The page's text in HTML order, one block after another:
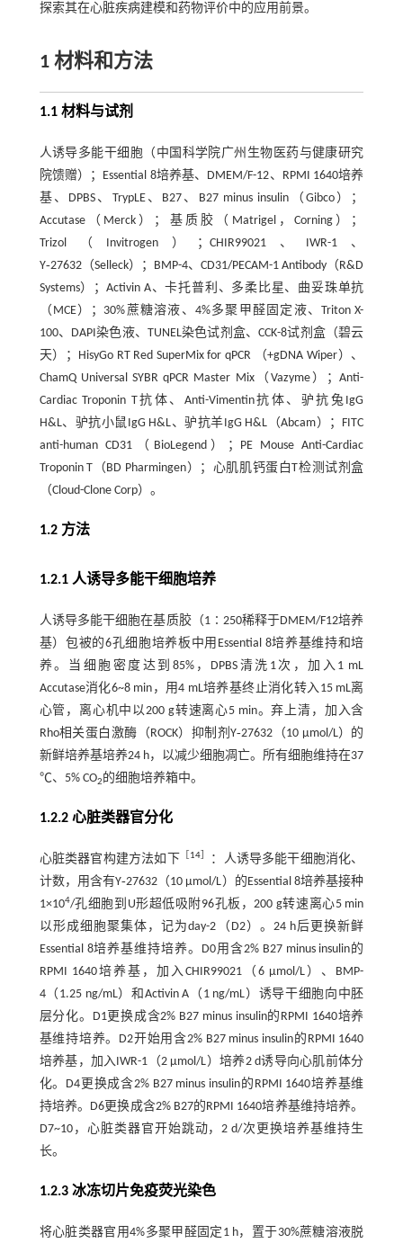
探索其在心脏疾病建模和药物评价中的应用前景。
1 材料和方法
1.1 材料与试剂
人诱导多能干细胞（中国科学院广州生物医药与健康研究
院馈赠）；Essential 8培养基、DMEM/F-12、RPMI 1640培养
基、DPBS、TrypLE、B27、B27 minus insulin（Gibco）；
Accutase（Merck）；基质胶（Matrigel，Corning）；
Trizol（Invitrogen）；CHIR99021、IWR-1、
Y‑27632（Selleck）；BMP-4、CD31/PECAM-1 Antibody（R&D
Systems）；Activin A、卡托普利、多柔比星、曲妥珠单抗
（MCE）；30%蔗糖溶液、4%多聚甲醛固定液、Triton X-
100、DAPI染色液、TUNEL染色试剂盒、CCK-8试剂盒（碧云
天）；HisyGo RT Red SuperMix for qPCR （+gDNA Wiper）、
ChamQ Universal SYBR qPCR Master Mix（Vazyme）；Anti-
Cardiac Troponin T抗体、Anti-Vimentin抗体、驴抗兔IgG
H&L、驴抗小鼠IgG H&L、驴抗羊IgG H&L（Abcam）；FITC
anti-human CD31（BioLegend）；PE Mouse Anti-Cardiac
Troponin T（BD Pharmingen）；心肌肌钙蛋白T检测试剂盒
（Cloud-Clone Corp）。
1.2 方法
1.2.1 人诱导多能干细胞培养
人诱导多能干细胞在基质胶（1∶250稀释于DMEM/F12培养
基）包被的6孔细胞培养板中用Essential 8培养基维持和培
养。当细胞密度达到85%，DPBS清洗1次，加入1 mL
Accutase消化6~8 min，用4 mL培养基终止消化转入15 mL离
心管，离心机中以200 g转速离心5 min。弃上清，加入含
Rho相关蛋白激酶（ROCK）抑制剂Y‑27632（10 µmol/L）的
新鲜培养基培养24 h，以减少细胞凋亡。所有细胞维持在37
℃、5% CO2 的细胞培养箱中。
1.2.2 心脏类器官分化
心脏类器官构建方法如下［ 14］
：人诱导多能干细胞消化、
计数，用含有Y‑27632（10 µmol/L）的Essential 8培养基接种
1×104/孔细胞到U形超低吸附96孔板，200 g转速离心5 min
以形成细胞聚集体，记为day-2（D2）。24 h后更换新鲜
Essential 8培养基维持培养。D0用含2% B27 minus insulin的
RPMI 1640培养基，加入CHIR99021（6 µmol/L）、BMP-
4（1.25 ng/mL）和Activin A（1 ng/mL）诱导干细胞向中胚
层分化。D1更换成含2% B27 minus insulin的RPMI 1640培养
基维持培养。D2开始用含2% B27 minus insulin的RPMI 1640
培养基，加入IWR-1（2 µmol/L）培养2 d诱导向心肌前体分
化。D4更换成含2% B27 minus insulin的RPMI 1640培养基维
持培养。D6更换成含2% B27的RPMI 1640培养基维持培养。
D7~10，心脏类器官开始跳动，2 d/次更换培养基维持生
长。
1.2.3 冰冻切片免疫荧光染色
将心脏类器官用4%多聚甲醛固定1 h，置于30%蔗糖溶液脱